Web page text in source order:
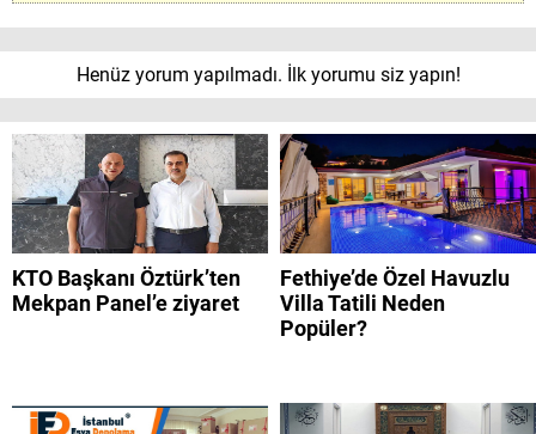
Henüz yorum yapılmadı. İlk yorumu siz yapın!
KTO Başkanı Öztürk’ten
Mekpan Panel’e ziyaret
Fethiye’de Özel Havuzlu
Villa Tatili Neden
Popüler?